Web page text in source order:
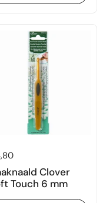
Clover
Touch 6 mm